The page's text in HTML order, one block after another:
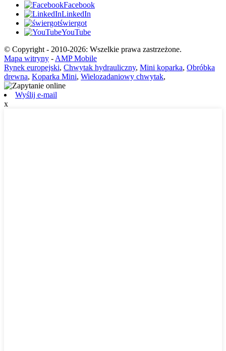
Facebook
LinkedIn
świergot
YouTube
© Copyright - 2010-2026: Wszelkie prawa zastrzeżone.
Mapa witryny - AMP Mobile
Rynek europejski, Chwytak hydrauliczny, Mini koparka, Obróbka
drewna, Koparka Mini, Wielozadaniowy chwytak,
Wyślij e-mail
x